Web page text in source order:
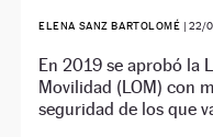
ELENA SANZ BARTOLOMÉ | 22/
En 2019 se aprobó la
Movilidad (LOM) con
seguridad de los que